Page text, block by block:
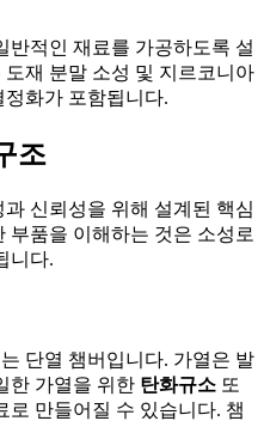
반적인 재료를 가공하도록 설
재 분말 소성 및 지르코니아
화가 포함됩니다.
조
신뢰성을 위해 설계된 핵심
부품을 이해하는 것은 소성로
니다.
단열 챔버입니다. 가열은 발
한 가열을 위한 탄화규소 또
로 만들어질 수 있습니다. 챔